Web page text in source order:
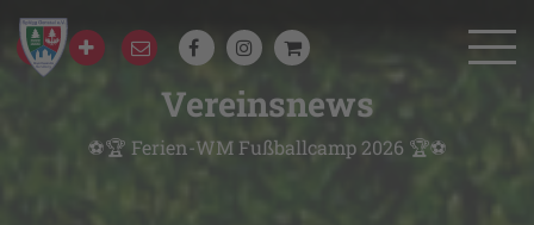
Vereinsnews
⚽🏆 Ferien-WM Fußballcamp 2026 🏆⚽